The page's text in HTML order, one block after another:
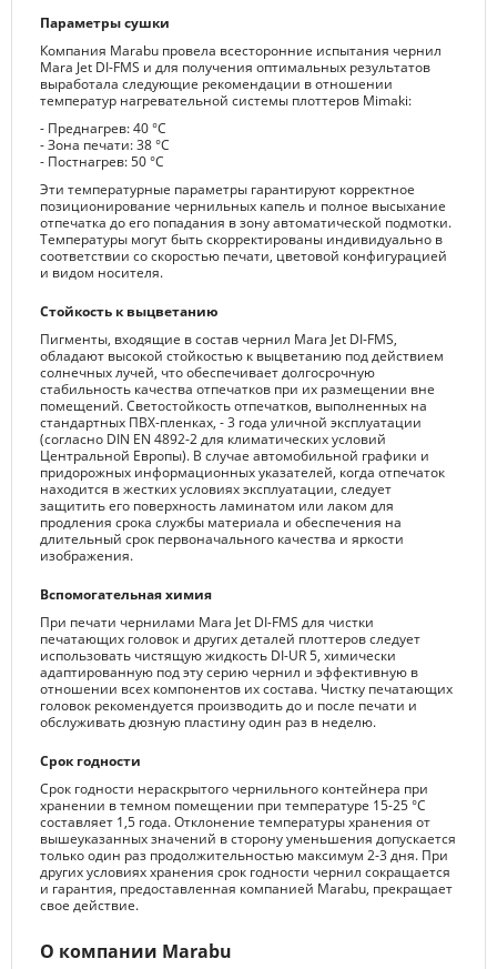
Параметры сушки
Компания Marabu провела всесторонние испытания чернил
Mara Jet DI-FMS и для получения оптимальных результатов
выработала следующие рекомендации в отношении
температур нагревательной системы плоттеров Mimaki:
- Преднагрев: 40 °С
- Зона печати: 38 °С
- Постнагрев: 50 °С
Эти температурные параметры гарантируют корректное
позиционирование чернильных капель и полное высыхание
отпечатка до его попадания в зону автоматической подмотки.
Температуры могут быть скорректированы индивидуально в
соответствии со скоростью печати, цветовой конфигурацией
и видом носителя.
Стойкость к выцветанию
Пигменты, входящие в состав чернил Mara Jet DI-FMS,
обладают высокой стойкостью к выцветанию под действием
солнечных лучей, что обеспечивает долгосрочную
стабильность качества отпечатков при их размещении вне
помещений. Светостойкость отпечатков, выполненных на
стандартных ПВХ-пленках, - 3 года уличной эксплуатации
(согласно DIN EN 4892-2 для климатических условий
Центральной Европы). В случае автомобильной графики и
придорожных информационных указателей, когда отпечаток
находится в жестких условиях эксплуатации, следует
защитить его поверхность ламинатом или лаком для
продления срока службы материала и обеспечения на
длительный срок первоначального качества и яркости
изображения.
Вспомогательная химия
При печати чернилами Mara Jet DI-FMS для чистки
печатающих головок и других деталей плоттеров следует
использовать чистящую жидкость DI-UR 5, химически
адаптированную под эту серию чернил и эффективную в
отношении всех компонентов их состава. Чистку печатающих
головок рекомендуется производить до и после печати и
обслуживать дюзную пластину один раз в неделю.
Срок годности
Срок годности нераскрытого чернильного контейнера при
хранении в темном помещении при температуре 15-25 °C
составляет 1,5 года. Отклонение температуры хранения от
вышеуказанных значений в сторону уменьшения допускается
только один раз продолжительностью максимум 2-3 дня. При
других условиях хранения срок годности чернил сокращается
и гарантия, предоставленная компанией Marabu, прекращает
свое действие.
О компании Marabu